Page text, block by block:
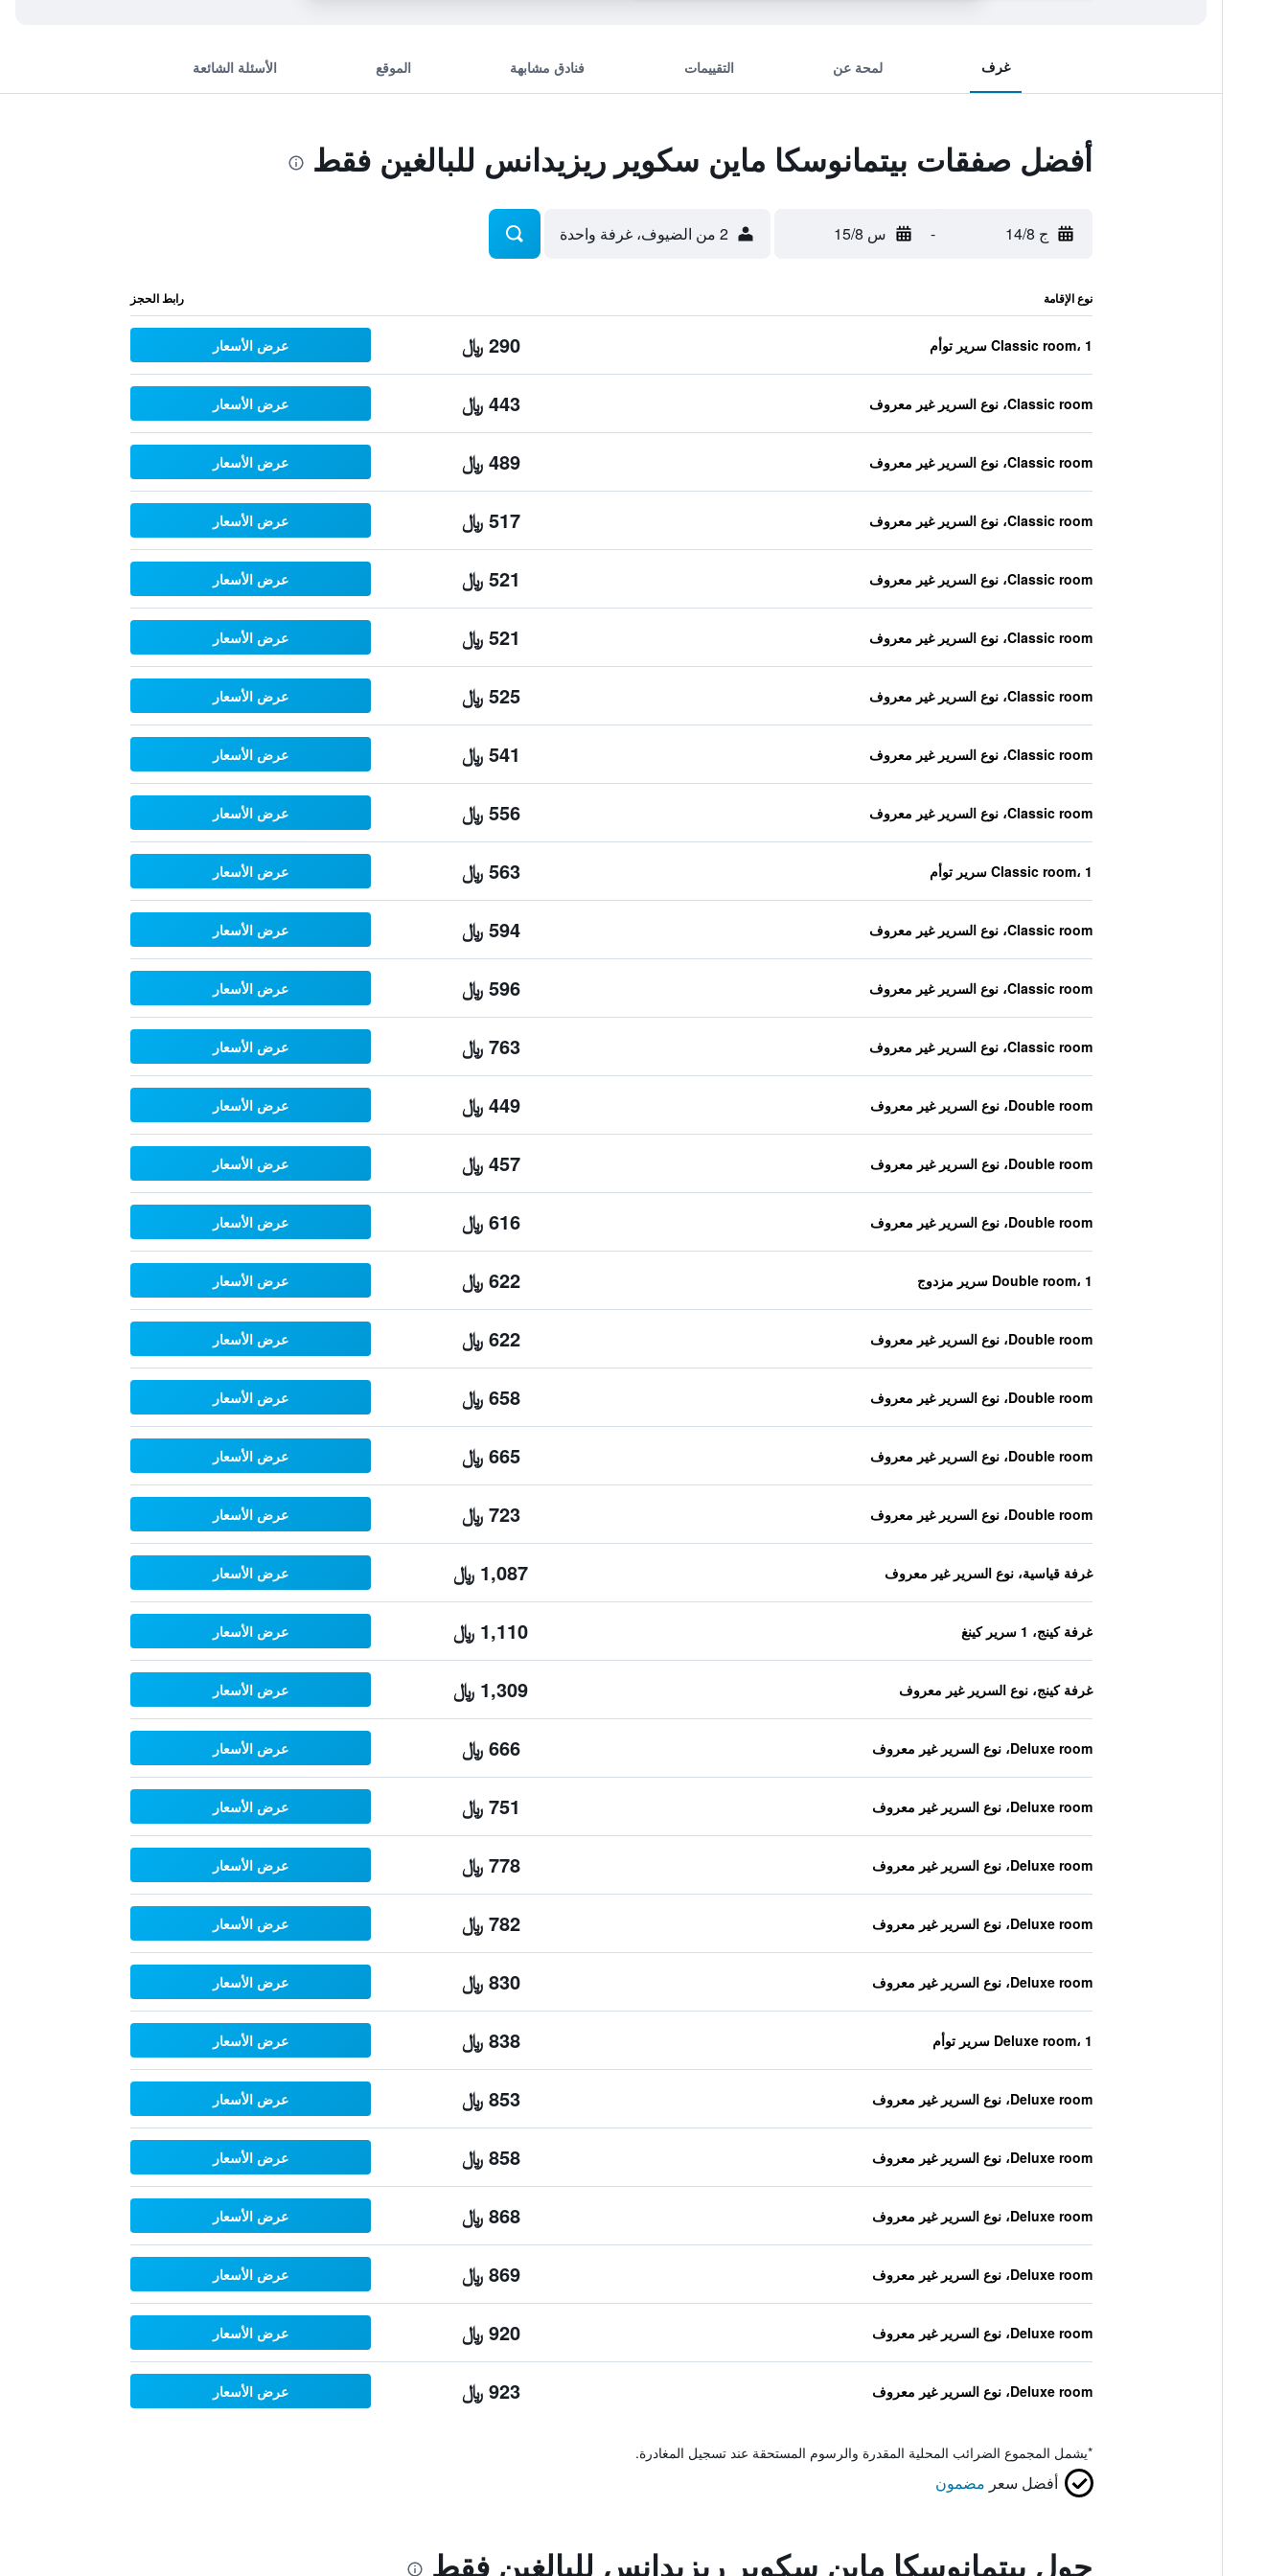
غرف لمحة عن التقييمات فنادق مشابهة الموقع الأسئلة الشائعة
أفضل صفقات بيتمانوسكا ماين سكوير ريزيدانس للبالغين فقط
ج 14/8 - س 15/8 2 من الضيوف، غرفة واحدة
نوع الإقامة رابط الحجز
Classic room، 1 سرير توأم 290 ﷼ عرض الأسعار
Classic room، نوع السرير غير معروف 443 ﷼ عرض الأسعار
Classic room، نوع السرير غير معروف 489 ﷼ عرض الأسعار
Classic room، نوع السرير غير معروف 517 ﷼ عرض الأسعار
Classic room، نوع السرير غير معروف 521 ﷼ عرض الأسعار
Classic room، نوع السرير غير معروف 521 ﷼ عرض الأسعار
Classic room، نوع السرير غير معروف 525 ﷼ عرض الأسعار
Classic room، نوع السرير غير معروف 541 ﷼ عرض الأسعار
Classic room، نوع السرير غير معروف 556 ﷼ عرض الأسعار
Classic room، 1 سرير توأم 563 ﷼ عرض الأسعار
Classic room، نوع السرير غير معروف 594 ﷼ عرض الأسعار
Classic room، نوع السرير غير معروف 596 ﷼ عرض الأسعار
Classic room، نوع السرير غير معروف 763 ﷼ عرض الأسعار
Double room، نوع السرير غير معروف 449 ﷼ عرض الأسعار
Double room، نوع السرير غير معروف 457 ﷼ عرض الأسعار
Double room، نوع السرير غير معروف 616 ﷼ عرض الأسعار
Double room، 1 سرير مزدوج 622 ﷼ عرض الأسعار
Double room، نوع السرير غير معروف 622 ﷼ عرض الأسعار
Double room، نوع السرير غير معروف 658 ﷼ عرض الأسعار
Double room، نوع السرير غير معروف 665 ﷼ عرض الأسعار
Double room، نوع السرير غير معروف 723 ﷼ عرض الأسعار
غرفة قياسية، نوع السرير غير معروف 1,087 ﷼ عرض الأسعار
غرفة كينج، 1 سرير كينغ 1,110 ﷼ عرض الأسعار
غرفة كينج، نوع السرير غير معروف 1,309 ﷼ عرض الأسعار
Deluxe room، نوع السرير غير معروف 666 ﷼ عرض الأسعار
Deluxe room، نوع السرير غير معروف 751 ﷼ عرض الأسعار
Deluxe room، نوع السرير غير معروف 778 ﷼ عرض الأسعار
Deluxe room، نوع السرير غير معروف 782 ﷼ عرض الأسعار
Deluxe room، نوع السرير غير معروف 830 ﷼ عرض الأسعار
Deluxe room، 1 سرير توأم 838 ﷼ عرض الأسعار
Deluxe room، نوع السرير غير معروف 853 ﷼ عرض الأسعار
Deluxe room، نوع السرير غير معروف 858 ﷼ عرض الأسعار
Deluxe room، نوع السرير غير معروف 868 ﷼ عرض الأسعار
Deluxe room، نوع السرير غير معروف 869 ﷼ عرض الأسعار
Deluxe room، نوع السرير غير معروف 920 ﷼ عرض الأسعار
Deluxe room، نوع السرير غير معروف 923 ﷼ عرض الأسعار
*يشمل المجموع الضرائب المحلية المقدرة والرسوم المستحقة عند تسجيل المغادرة.
أفضل سعر مضمون
حول بيتمانوسكا ماين سكوير ريزيدانس للبالغين فقط